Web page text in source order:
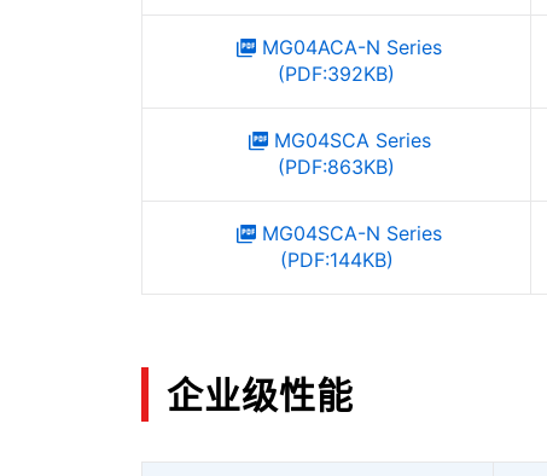
MG04ACA-N Series
(PDF:392KB)
MG04SCA Series
(PDF:863KB)
MG04SCA-N Series
(PDF:144KB)
企业级性能